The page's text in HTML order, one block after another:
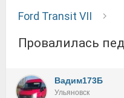
Ford Transit VII
Провалилась
Вадим173Б
Ульяновск